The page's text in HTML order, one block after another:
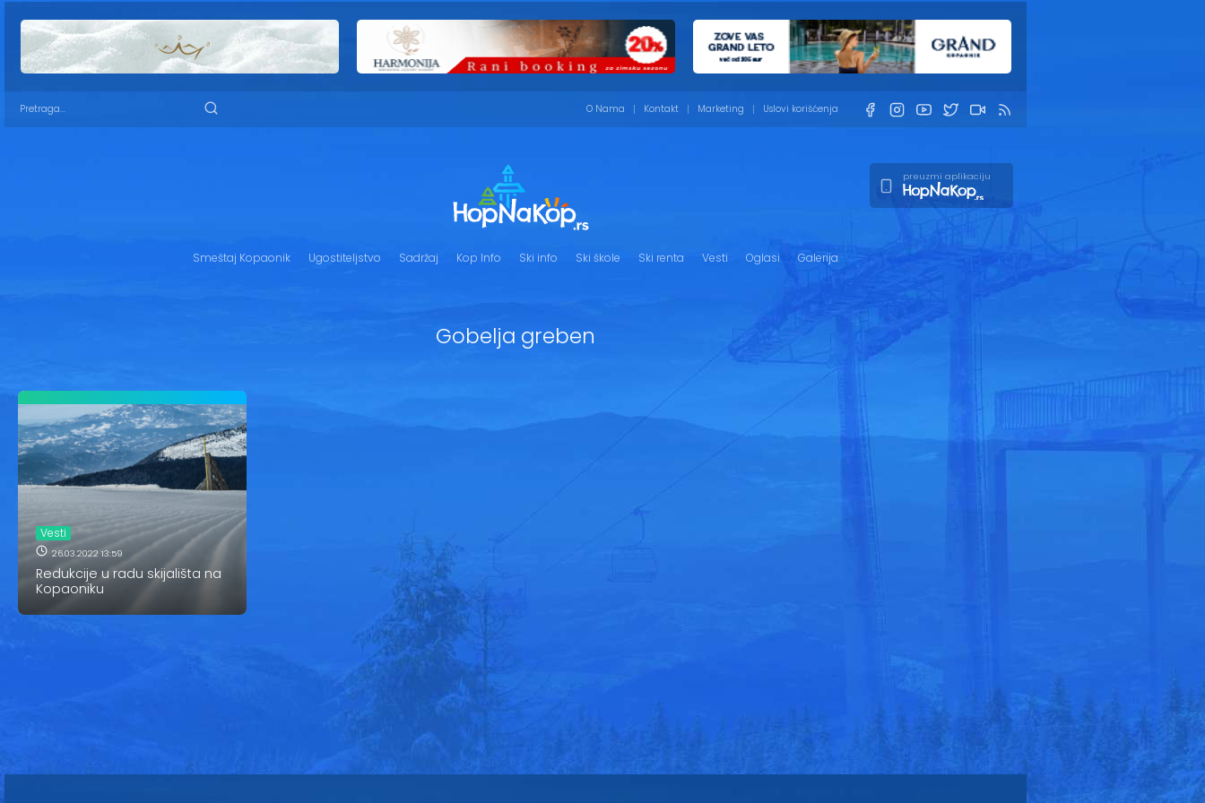
O Nama Kontakt Marketing Uslovi korišćenja
preuzmi aplikaciju
Smeštaj Kopaonik Ugostiteljstvo Sadržaj Kop Info Ski info Ski škole Ski renta Vesti Oglasi Galerija
Gobelja greben
Vesti
26.03.2022 13:59
Redukcije u radu skijališta na
Kopaoniku